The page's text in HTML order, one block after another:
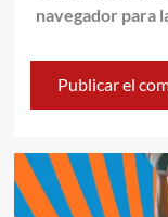
navegador para